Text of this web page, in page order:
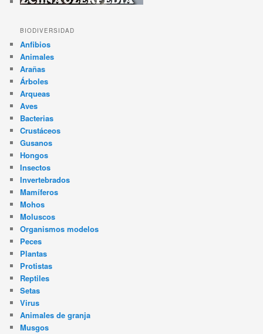
BIODIVERSIDAD
Anfibios
Animales
Arañas
Árboles
Arqueas
Aves
Bacterias
Crustáceos
Gusanos
Hongos
Insectos
Invertebrados
Mamíferos
Mohos
Moluscos
Organismos modelos
Peces
Plantas
Protistas
Reptiles
Setas
Virus
Animales de granja
Musgos